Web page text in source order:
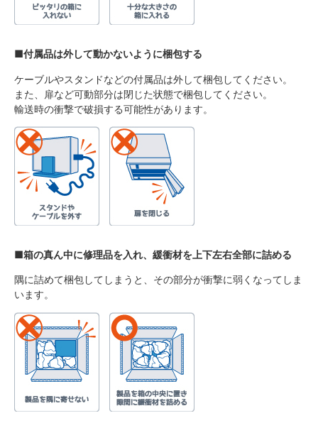
■付属品は外して動かないように梱包する
ケーブルやスタンドなどの付属品は外して梱包してください。
また、扉など可動部分は閉じた状態で梱包してください。
輸送時の衝撃で破損する可能性があります。
■箱の真ん中に修理品を入れ、緩衝材を上下左右全部に詰める
隅に詰めて梱包してしまうと、その部分が衝撃に弱くなってしま
います。